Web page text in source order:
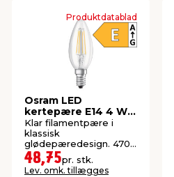
Produktdatablad
Osram LED
kertepære E14 4 W
2-pk.
Klar filamentpære i
klassisk
glødepæredesign. 470
lumen og 2700 kelvin.
48,75pr. stk.
Lev. omk. tillægges